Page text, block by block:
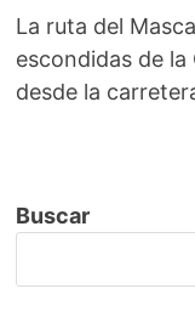
La ruta del
escondidas de la
desde la
Buscar